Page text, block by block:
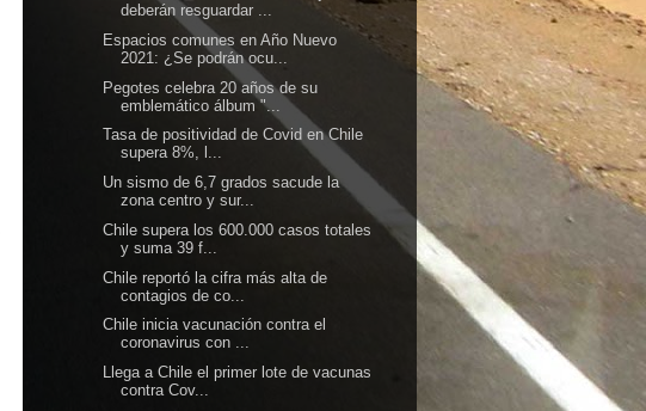
deberán resguardar ...
Espacios comunes en Año Nuevo
2021: ¿Se podrán ocu...
Pegotes celebra 20 años de su
emblemático álbum "...
Tasa de positividad de Covid en Chile
supera 8%, l...
Un sismo de 6,7 grados sacude la
zona centro y sur...
Chile supera los 600.000 casos totales
y suma 39 f...
Chile reportó la cifra más alta de
contagios de co...
Chile inicia vacunación contra el
coronavirus con ...
Llega a Chile el primer lote de vacunas
contra Cov...